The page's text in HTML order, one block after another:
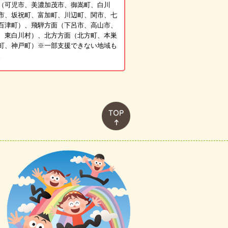
可児市、美濃加茂市、御嵩町、白川
、坂祝町、富加町、川辺町、関市、七
津町）、飛騨方面（下呂市、高山市、
東白川村）、北方方面（北方町、本巣
、神戸町）※一部支援できない地域も